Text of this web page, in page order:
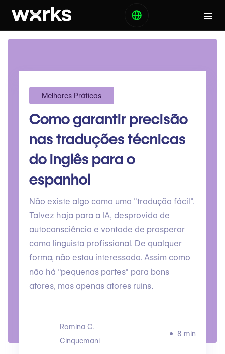
Melhores Práticas
Como garantir precisão
nas traduções técnicas
do inglês para o
espanhol
Não existe algo como uma "tradução fácil".
Talvez haja para a IA, desprovida de
autoconsciência e vontade de prosperar
como linguista profissional. De qualquer
forma, não estou interessado. Assim como
não há "pequenas partes" para bons
atores, mas apenas atores ruins.
Romina C.
Cinquemani
8 min